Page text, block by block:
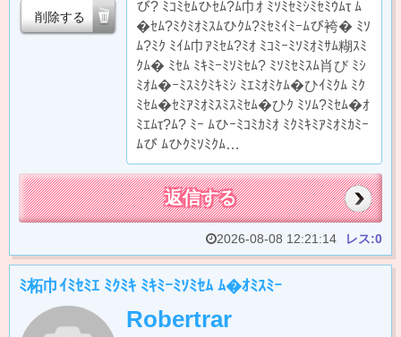
び? ﾐｺﾐｾﾑひｾﾑ?ﾑ巾ｵ ﾐｿﾐｾﾐｼﾐｾﾐｳﾑτ ﾑ
�ｾﾑ?ﾐｸﾐｵﾐｽﾑひｸﾑ?ﾐｾﾐｲﾐｰﾑび袴� ﾐｿ
ﾑ?ﾐｸ ﾐｲﾑ巾ｱﾐｾﾑ?ﾐｵ ﾐｺﾐｰﾐｿﾐｵﾐｻﾑ糊ｽﾐ
ｸﾑ� ﾐｾﾑ ﾐｷﾐｰﾐｿﾐｾﾑ? ﾐｿﾐｾﾐｽﾑ肖び ﾐｼ
ﾐｵﾑ�ｰﾐｽﾐｸﾐｷﾐｼ ﾐｴﾐｵﾐｹﾑ�ひｲﾐｸﾑ ﾐｸ
ﾐｾﾑ�ｾﾐｱﾐｵﾐｽﾐｽﾐｾﾑ�ひｸ ﾐｿﾑ?ﾐｾﾑ�ｵ
ﾐｴﾑτ?ﾑ? ﾐｰ ﾑひｰﾐｺﾐｶﾐｵ ﾐｸﾐｷﾐｱﾐｵﾐｶﾐｰ
ﾑび ﾑひｸﾐｿﾐｸﾑ…
削除する
返信する
2026-08-08 12:21:14 レス:0
ﾐ柘巾ｲﾐｾﾐｴ ﾐｸﾐｷ ﾐｷﾐｰﾐｿﾐｾﾑ ﾑ�ｵﾐｽﾐｰ
Robertrar